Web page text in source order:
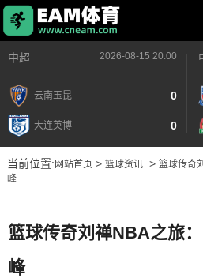
中超 2026-08-15 20:00
云南玉昆 0
大连英博 0
当前位置: 网站首页> 篮球资讯> 篮球传奇
峰
篮球传奇刘禅NBA之旅
峰